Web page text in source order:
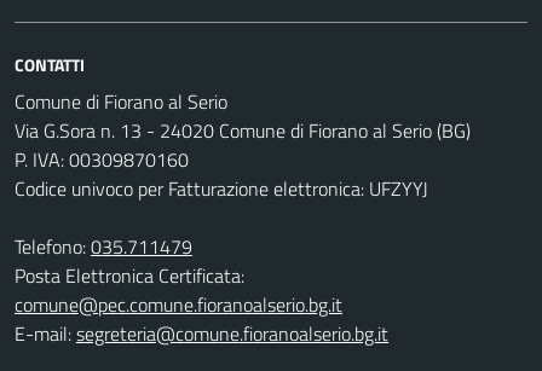
CONTATTI
Comune di Fiorano al Serio
Via G.Sora n. 13 - 24020 Comune di Fiorano al Serio (BG)
P. IVA: 00309870160
Codice univoco per Fatturazione elettronica: UFZYYJ
Telefono:035.711479
Posta Elettronica Certificata:
comune@pec.comune.fioranoalserio.bg.it
E-mail:segreteria@comune.fioranoalserio.bg.it